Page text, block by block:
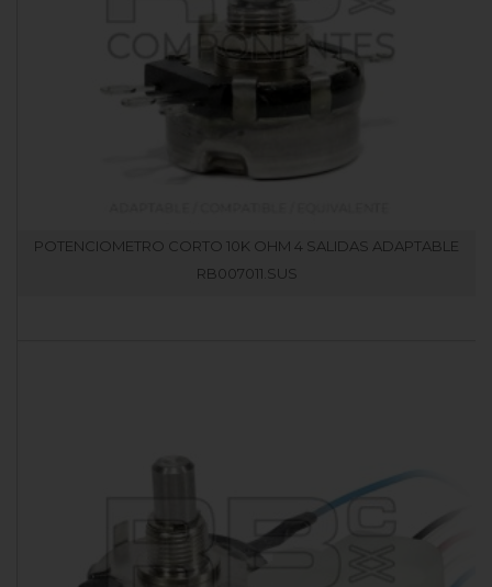
POTENCIOMETRO CORTO 10K OHM 4 SALIDAS ADAPTABLE
RB007011.SUS